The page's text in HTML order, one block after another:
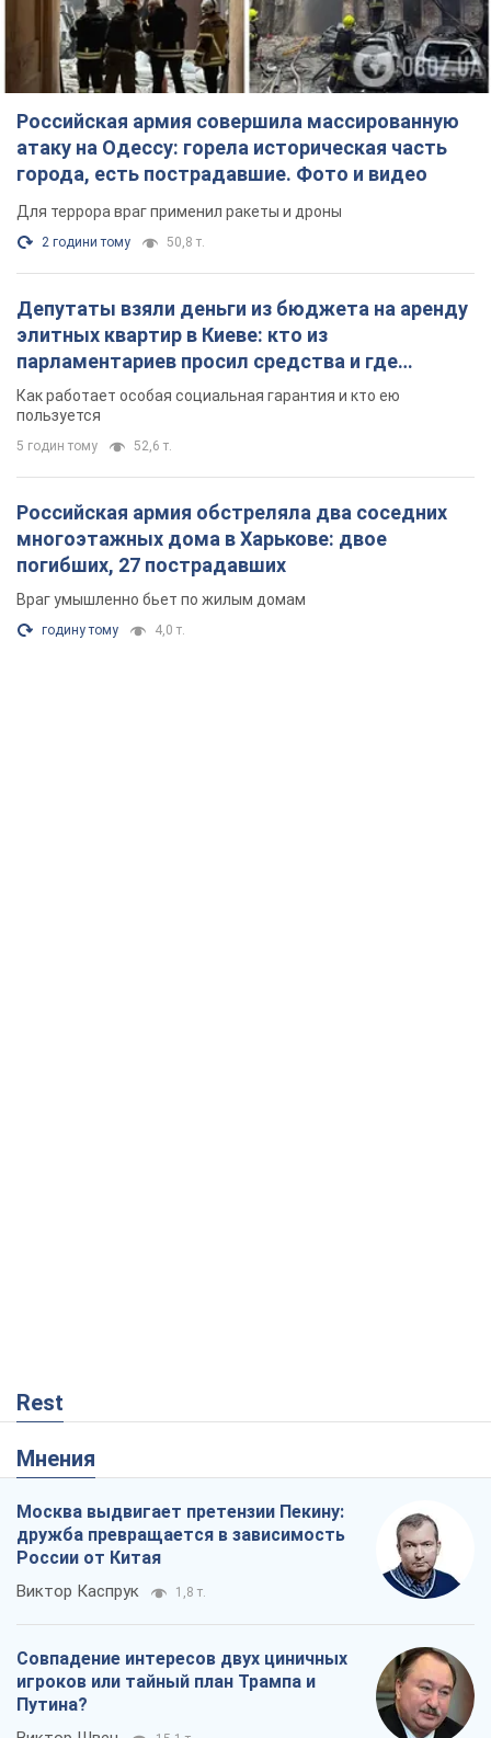
Российская армия совершила массированную
атаку на Одессу: горела историческая часть
города, есть пострадавшие. Фото и видео
Для террора враг применил ракеты и дроны
2 години тому 50,8 т.
Депутаты взяли деньги из бюджета на аренду
элитных квартир в Киеве: кто из
парламентариев просил средства и где
поселился
Как работает особая социальная гарантия и кто ею
пользуется
5 годин тому 52,6 т.
Российская армия обстреляла два соседних
многоэтажных дома в Харькове: двое
погибших, 27 пострадавших
Враг умышленно бьет по жилым домам
годину тому 4,0 т.
Rest
Мнения
Москва выдвигает претензии Пекину:
дружба превращается в зависимость
России от Китая
Виктор Каспрук 1,8 т.
Совпадение интересов двух циничных
игроков или тайный план Трампа и
Путина?